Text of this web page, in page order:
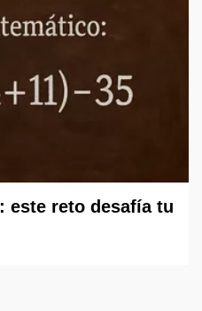
este reto desafía tu